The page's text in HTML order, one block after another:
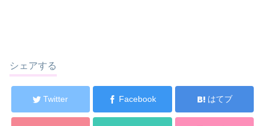
シェアする
Twitter Facebook はてブ